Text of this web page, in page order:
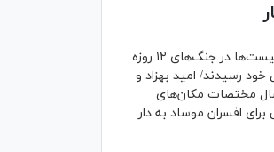
۲ عامل مهم صهیونیست‌ها در جنگ‌های ۱۲ روزه
خود رسیدند/ امید بهزاد و
مختصات مکان‌های
افسران موساد به دار